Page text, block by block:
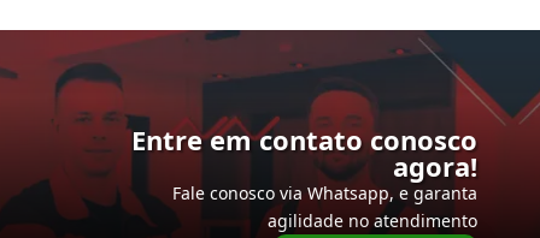
Entre em contato conosco
agora!
Fale conosco via Whatsapp, e garanta
agilidade no atendimento